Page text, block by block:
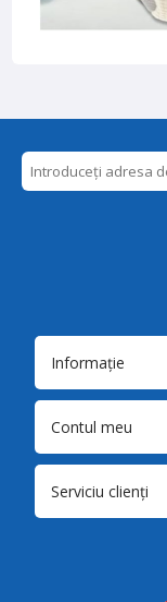
Informație
Contul meu
Serviciu clienți